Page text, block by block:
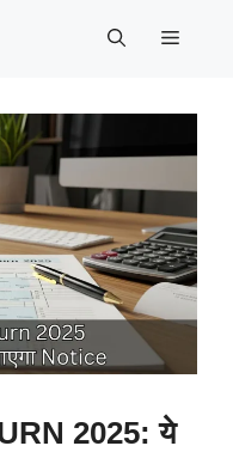
Menu
2025: ये